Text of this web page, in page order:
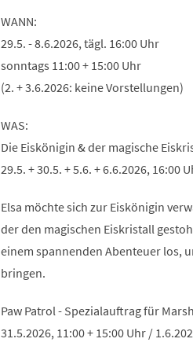
WANN:
29.5. - 8.6.2026, tägl. 16:00 Uhr
sonntags 11:00 + 15:00 Uhr
(2. + 3.6.2026: keine Vorstellungen)
WAS:
Die Eiskönigin & der magische
29.5. + 30.5. + 5.6. + 6.6.2026, 16:00
Elsa möchte sich zur Eiskönigin
der den magischen Eiskristall
einem spannenden Abenteuer los,
bringen.
Paw Patrol - Spezialauftrag für
31.5.2026, 11:00 + 15:00 Uhr /